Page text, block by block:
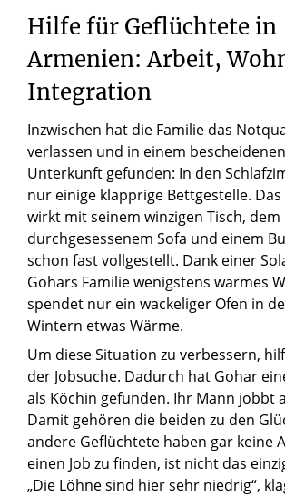
Hilfe für Geflüchtete in
Armenien: Arbeit,
Integration
Inzwischen hat die Familie das
verlassen und in einem
Unterkunft gefunden: In den
nur einige klapprige Bettgestelle.
wirkt mit seinem winzigen Tisch, dem
durchgesessenem Sofa und einem
schon fast vollgestellt. Dank einer
Gohars Familie wenigstens warmes
spendet nur ein wackeliger Ofen in
Wintern etwas Wärme.
Um diese Situation zu verbessern,
der Jobsuche. Dadurch hat Gohar
als Köchin gefunden. Ihr Mann jobbt
Damit gehören die beiden zu den
andere Geflüchtete haben gar keine
einen Job zu finden, ist nicht das
„Die Löhne sind hier sehr niedrig“,